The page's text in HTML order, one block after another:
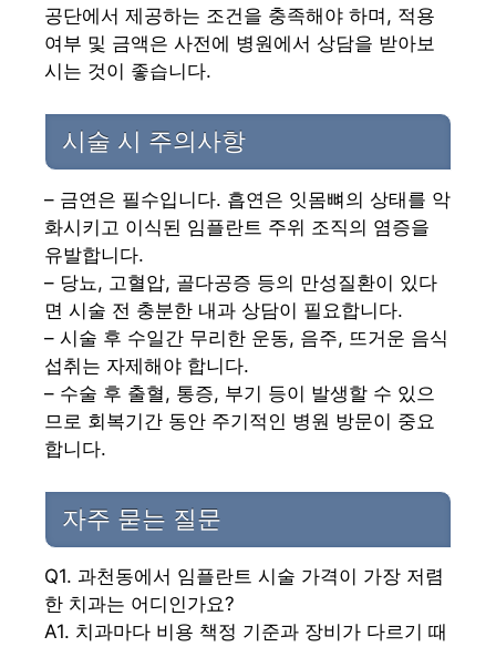
공단에서 제공하는 조건을 충족해야 하며, 적용
여부 및 금액은 사전에 병원에서 상담을 받아보
시는 것이 좋습니다.
시술 시 주의사항
– 금연은 필수입니다. 흡연은 잇몸뼈의 상태를 악
화시키고 이식된 임플란트 주위 조직의 염증을
유발합니다.
– 당뇨, 고혈압, 골다공증 등의 만성질환이 있다
면 시술 전 충분한 내과 상담이 필요합니다.
– 시술 후 수일간 무리한 운동, 음주, 뜨거운 음식
섭취는 자제해야 합니다.
– 수술 후 출혈, 통증, 부기 등이 발생할 수 있으
므로 회복기간 동안 주기적인 병원 방문이 중요
합니다.
자주 묻는 질문
Q1. 과천동에서 임플란트 시술 가격이 가장 저렴
한 치과는 어디인가요?
A1. 치과마다 비용 책정 기준과 장비가 다르기 때